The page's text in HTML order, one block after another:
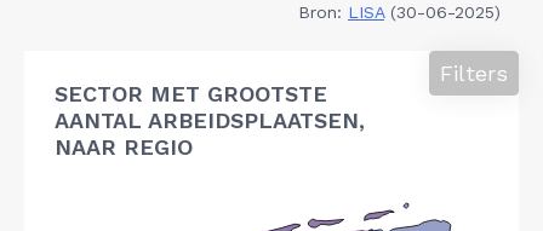
Bron: LISA(30-06-2025)
SECTOR MET GROOTSTE
AANTAL ARBEIDSPLAATSEN,
NAAR REGIO
Filters